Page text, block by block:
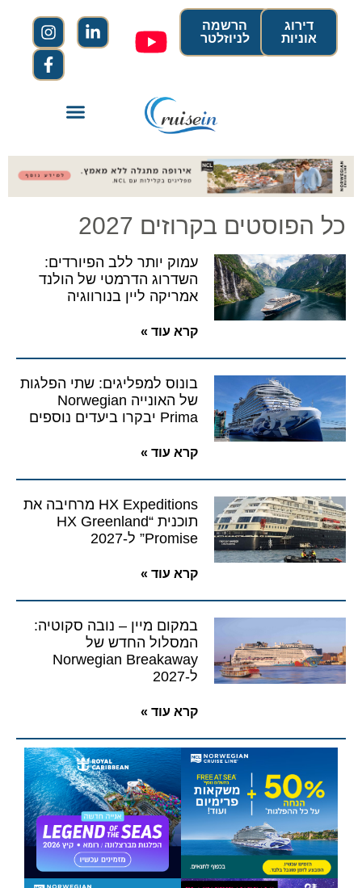
הרשמה
לניוזלטר
דירוג
אוניות
כל הפוסטים בקרוזים 2027
עמוק יותר ללב הפיורדים:
השדרוג הדרמטי של הולנד
אמריקה ליין בנורווגיה
קרא עוד »
בונוס למפליגים: שתי הפלגות
של האונייה Norwegian
Prima יבקרו ביעדים נוספים
קרא עוד »
HX Expeditions מרחיבה את
תוכנית “HX Greenland
Promise” ל-2027
קרא עוד »
במקום מיין – נובה סקוטיה:
המסלול החדש של
Norwegian Breakaway
ל-2027
קרא עוד »